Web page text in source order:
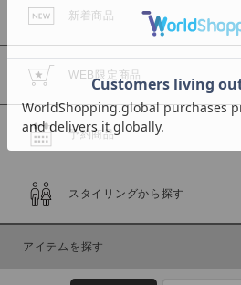
カラー
商品タイプ
通常商品
新着商品
WEB限定商品
予約商品
スタイリングから探す
アイテムを探す